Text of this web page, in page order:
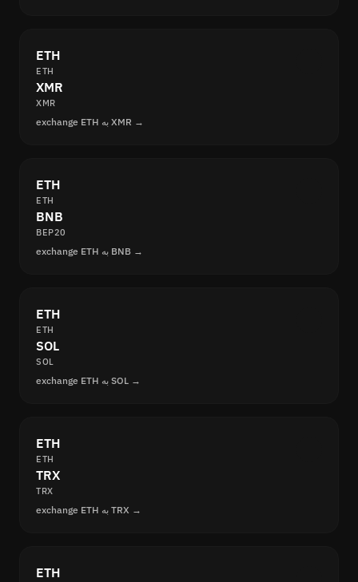
ETH
ETH
XMR
XMR
exchange ETH به XMR →
ETH
ETH
BNB
BEP20
exchange ETH به BNB →
ETH
ETH
SOL
SOL
exchange ETH به SOL →
ETH
ETH
TRX
TRX
exchange ETH به TRX →
ETH